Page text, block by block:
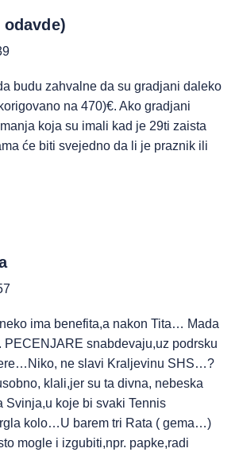
budu zahvalne da su gradjani daleko
na 470)€. Ako gradjani
koja su imali kad je 29ti zaista
će biti svejedno da li je praznik ili
ima benefita,a nakon Tita… Mada
PECENJARE snabdevaju,uz podrsku
ne slavi Kraljevinu SHS…?
klali,jer su ta divna, nebeska
Svinja,u koje bi svaki Tennis
kolo…U barem tri Rata ( gema…)
mogle i izgubiti,npr. papke,radi